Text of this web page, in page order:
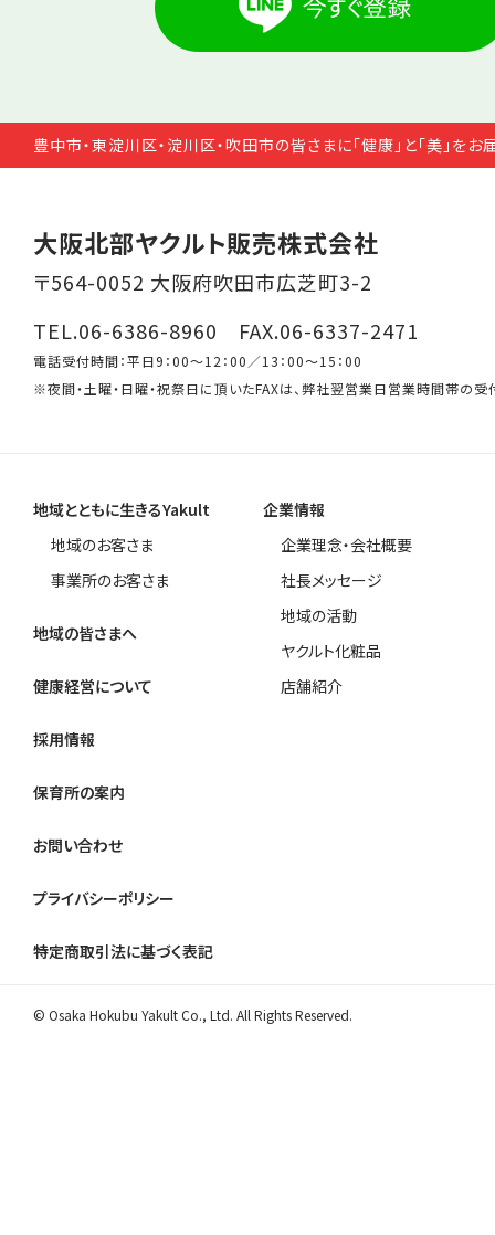
豊中市・東淀川区・淀川区・吹田市の皆さまに「健康」と「美」をお
大阪北部ヤクルト販売株式会社
〒564-0052 大阪府吹田市広芝町3-2
TEL.06-6386-8960 FAX.06-6337-2471
電話受付時間：平日9：00～12：00／13：00～15：00
※夜間・土曜・日曜・祝祭日に頂いたFAXは、弊社翌営業日営業時間帯の受
地域とともに生きるYakult
地域のお客さま
事業所のお客さま
地域の皆さまへ
健康経営について
企業情報
企業理念・会社概要
社長メッセージ
地域の活動
ヤクルト化粧品
店舗紹介
採用情報
保育所の案内
お問い合わせ
プライバシーポリシー
特定商取引法に基づく表記
© Osaka Hokubu Yakult Co., Ltd. All Rights Reserved.